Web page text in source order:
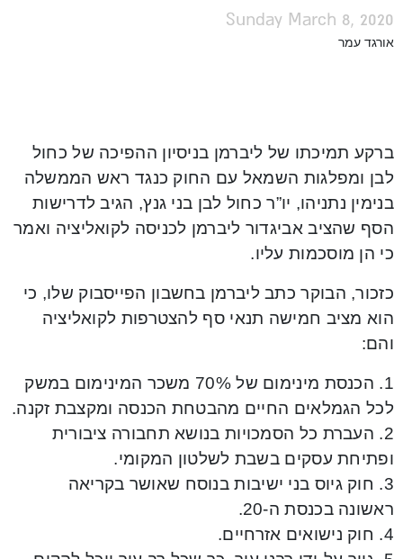
Sunday March 8, 2020
אורגד עמר
ברקע תמיכתו של ליברמן בניסיון ההפיכה של כחול
לבן ומפלגות השמאל עם החוק כנגד ראש הממשלה
בנימין נתניהו, יו”ר כחול לבן בני גנץ, הגיב לדרישות
הסף שהציב אביגדור ליברמן לכניסה לקואליציה ואמר
כי הן מוסכמות עליו.
כזכור, הבוקר כתב ליברמן בחשבון הפייסבוק שלו, כי
הוא מציב חמישה תנאי סף להצטרפות לקואליציה
והם:
1. הכנסת מינימום של 70% משכר המינימום במשק
לכל הגמלאים החיים מהבטחת הכנסה ומקצבת זקנה.
2. העברת כל הסמכויות בנושא תחבורה ציבורית
ופתיחת עסקים בשבת לשלטון המקומי.
3. חוק גיוס בני ישיבות בנוסח שאושר בקריאה
ראשונה בכנסת ה-20.
4. חוק נישואים אזרחיים.